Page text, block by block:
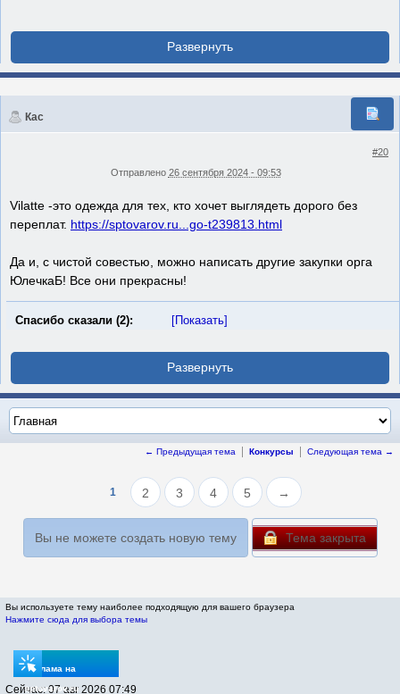
Кас
#20
Отправлено 26 сентября 2024 - 09:53
Vilatte -это одежда для тех, кто хочет выглядеть дорого без
переплат. https://sptovarov.ru...go-t239813.html
Да и, с чистой совестью, можно написать другие закупки орга
ЮлечкаБ! Все они прекрасны!
Спасибо сказали (2): [Показать]
← Предыдущая тема Конкурсы Следующая тема →
1 2 3 4 5 →
Вы не можете создать новую тему Тема закрыта
Вы используете тему наиболее подходящую для вашего браузера
Нажмите сюда для выбора темы
Реклама на
sptovarov.ru
Сейчас: 07 авг 2026 07:49